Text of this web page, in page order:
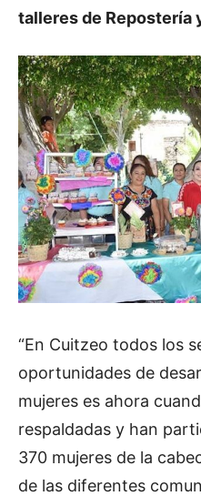
talleres de Repostería
“En Cuitzeo todos los
oportunidades de
mujeres es ahora
respaldadas y han
370 mujeres de la
de las diferentes